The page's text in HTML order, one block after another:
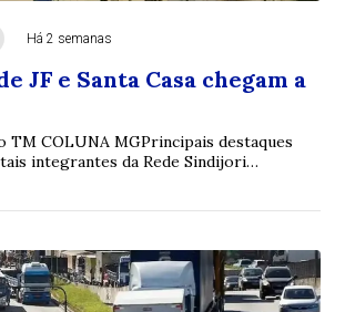
Há 2 semanas
JF e Santa Casa chegam a
TM COLUNA MGPrincipais destaques
integrantes da Rede Sindijori